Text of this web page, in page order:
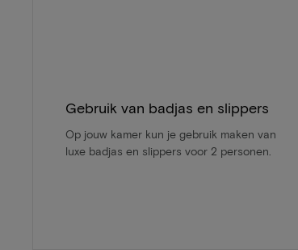
Gebruik van badjas en slippers
Op jouw kamer kun je gebruik maken van
luxe badjas en slippers voor 2 personen.